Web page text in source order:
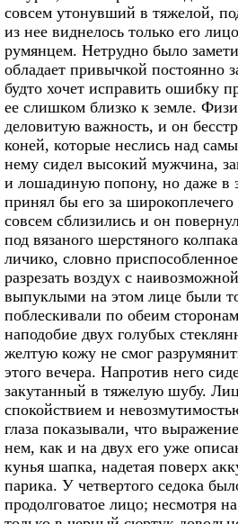
совсем утонувший в тяжелой,
из нее виднелось только его
румянцем. Нетрудно было
обладает привычкой постоянно
будто хочет исправить ошибку
ее слишком близко к земле.
деловитую важность, и он
коней, которые неслись над
нему сидел высокий мужчина,
и лошадиную попону, но даже в
принял бы его за широкоплечего
совсем сблизились и он
под вязаного шерстяного
личико, словно
разрезать воздух с
выпуклыми на этом лице были
поблескивали по обеим
наподобие двух голубых
желтую кожу не смог
этого вечера. Напротив него
закутанный в тяжелую шубу.
спокойствием и
глаза показывали, что
нем, как и на двух его уже
кунья шапка, надетая поверх
парика. У четвертого седока
продолговатое лицо; несмотря